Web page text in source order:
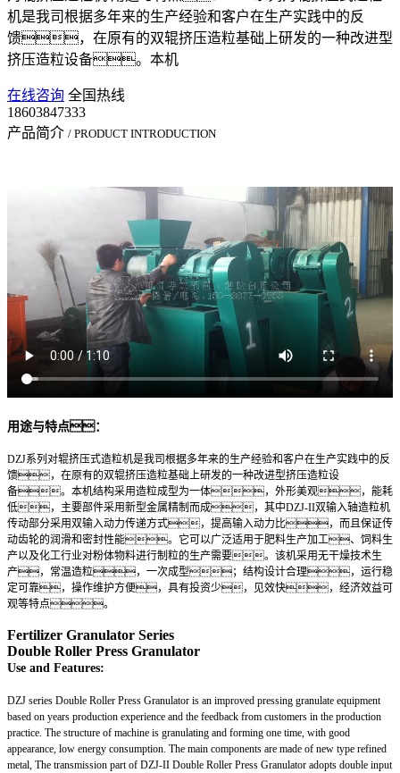
机是我司根据多年来的生产经验和客户在生产实践中的反
馈，在原有的双辊挤压造粒基础上研发的一种改进型
挤压造粒设备。本机
在线咨询 全国热线
18603847333
产品简介 / PRODUCT INTRODUCTION
用途与特点：
DZJ系列对辊挤压式造粒机是我司根据多年来的生产经验和客户在生产实践中的反
馈，在原有的双辊挤压造粒基础上研发的一种改进型挤压造粒设
备。本机结构采用造粒成型为一体，外形美观，能耗
低，主要部件采用新型金属精制而成，其中DZJ-II双输入轴造粒机
传动部分采用双输入动力传递方式，提高输入动力比，而且保证传
动齿轮的润滑和密封性能。它可以广泛适用于肥料生产加工、饲料生
产以及化工行业对粉体物料进行制粒的生产需要。该机采用无干燥技术生
产，常温造粒，一次成型；结构设计合理，运行稳
定可靠，操作维护方便，具有投资少，见效快，经济效益可
观等特点。
Fertilizer Granulator Series
Double Roller Press Granulator
Use and Features:
DZJ series Double Roller Press Granulator is an improved pressing granulate equipment
based on years production experience and the feedback from customers in the production
practice. The structure of machine is granulating and forming one time, with good
appearance, low energy consumption. The main components are made of new type refined
metal, The transmission part of DZJ-II Double Roller Press Granulator adopts double input